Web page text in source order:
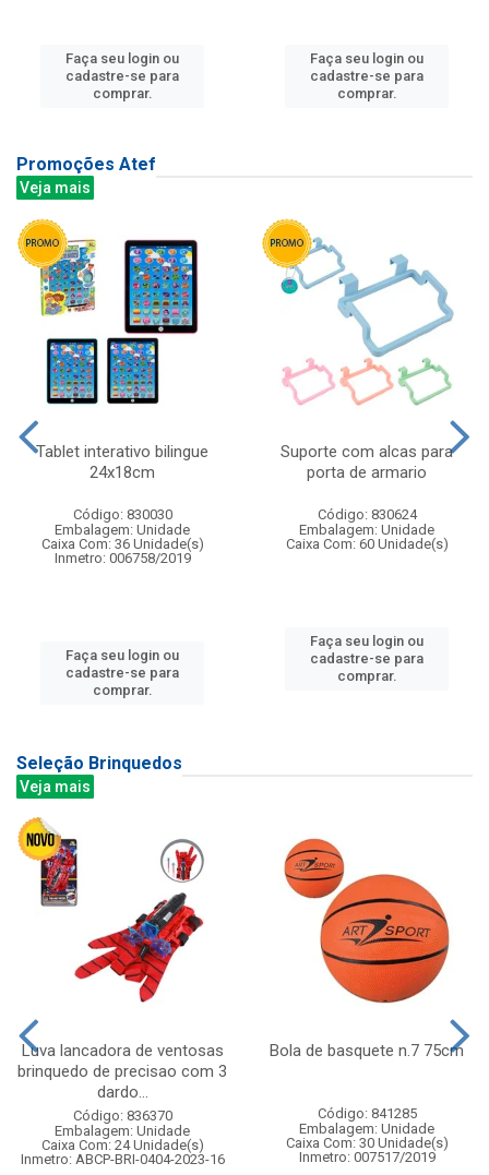
Faça seu login ou
cadastre-se para
comprar.
Faça seu login ou
cadastre-se para
comprar.
Promoções Atef
Veja mais
Tablet interativo bilingue
24x18cm
Código: 830030
Embalagem: Unidade
Caixa Com: 36 Unidade(s)
Inmetro: 006758/2019
Faça seu login ou
cadastre-se para
comprar.
Suporte com alcas para
porta de armario
Código: 830624
Embalagem: Unidade
Caixa Com: 60 Unidade(s)
Faça seu login ou
cadastre-se para
comprar.
Seleção Brinquedos
Veja mais
Luva lancadora de ventosas
brinquedo de precisao com 3
dardo...
Código: 836370
Embalagem: Unidade
Caixa Com: 24 Unidade(s)
Inmetro: ABCP-BRI-0404-2023-16
Bola de basquete n.7 75cm
Código: 841285
Embalagem: Unidade
Caixa Com: 30 Unidade(s)
Inmetro: 007517/2019